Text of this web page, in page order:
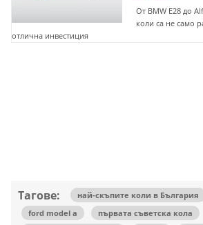
От BMW E28 до
коли са не само
отлична инвестиция
Тагове: най-скъпите коли в България
ford model a
първата съветска кола